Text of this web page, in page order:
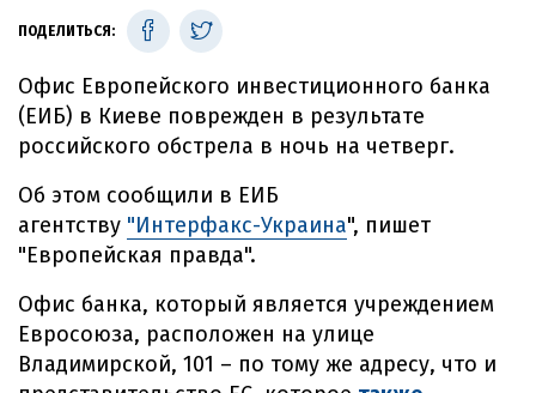
ПОДЕЛИТЬСЯ:
Офис Европейского инвестиционного банка
(ЕИБ) в Киеве поврежден в результате
российского обстрела в ночь на четверг.
Об этом сообщили в ЕИБ
агентству "Интерфакс-Украина", пишет
"Европейская правда".
Офис банка, который является учреждением
Евросоюза, расположен на улице
Владимирской, 101 – по тому же адресу, что и